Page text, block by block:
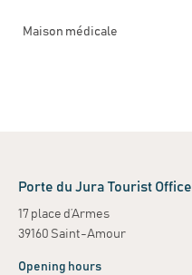
Maison médicale
Porte du Jura Tourist Office
17 place d’Armes
39160 Saint-Amour
Opening hours